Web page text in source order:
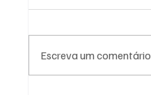
Escreva um comentário